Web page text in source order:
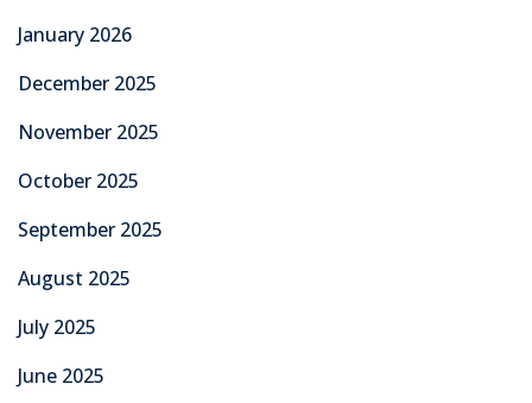
January 2026
December 2025
November 2025
October 2025
September 2025
August 2025
July 2025
June 2025